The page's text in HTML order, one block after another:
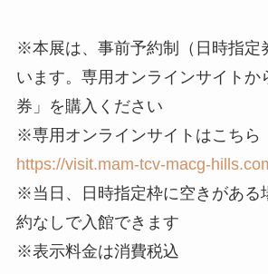
※本展は、事前予約制（日時指定
います。専用オンラインサイトか
券」を購入ください
※専用オンラインサイトはこちら
https://visit.mam-tcv-macg-
※当日、日時指定枠に空きがある
約なしで入館できます
※表示料金は消費税込